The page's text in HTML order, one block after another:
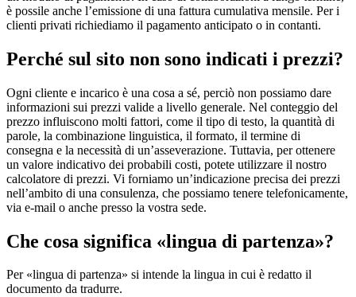
è possile anche l’emissione di una fattura cumulativa mensile. Per i
clienti privati richiediamo il pagamento anticipato o in contanti.
Perché sul sito non sono indicati i prezzi?
Ogni cliente e incarico è una cosa a sé, perciò non possiamo dare
informazioni sui prezzi valide a livello generale. Nel conteggio del
prezzo influiscono molti fattori, come il tipo di testo, la quantità di
parole, la combinazione linguistica, il formato, il termine di
consegna e la necessità di un’asseverazione. Tuttavia, per ottenere
un valore indicativo dei probabili costi, potete utilizzare il nostro
calcolatore di prezzi. Vi forniamo un’indicazione precisa dei prezzi
nell’ambito di una consulenza, che possiamo tenere telefonicamente,
via e-mail o anche presso la vostra sede.
Che cosa significa «lingua di partenza»?
Per «lingua di partenza» si intende la lingua in cui è redatto il
documento da tradurre.